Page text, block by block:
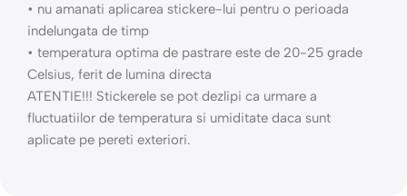
• nu amanati aplicarea stickere-lui pentru o perioada
indelungata de timp
• temperatura optima de pastrare este de 20-25 grade
Celsius, ferit de lumina directa
ATENTIE!!! Stickerele se pot dezlipi ca urmare a
fluctuatiilor de temperatura si umiditate daca sunt
aplicate pe pereti exteriori.